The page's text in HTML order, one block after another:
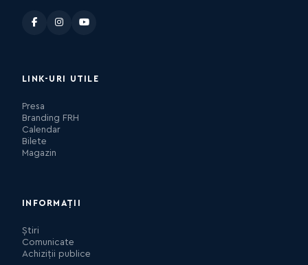
LINK-URI UTILE
Presa
Branding FRH
Calendar
Bilete
Magazin
INFORMAȚII
Știri
Comunicate
Achiziții publice